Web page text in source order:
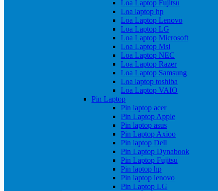
Loa Laptop Fujitsu
Loa laptop hp
Loa Laptop Lenovo
Loa Laptop LG
Loa Laptop Microsoft
Loa Laptop Msi
Loa Laptop NEC
Loa Laptop Razer
Loa Laptop Samsung
Loa laptop toshiba
Loa Laptop VAIO
Pin Laptop
Pin laptop acer
Pin Laptop Apple
Pin laptop asus
Pin Laptop Axioo
Pin laptop Dell
Pin Laptop Dynabook
Pin Laptop Fujitsu
Pin laptop hp
Pin laptop lenovo
Pin Laptop LG